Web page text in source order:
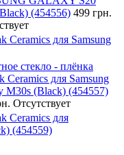
(454556) 499 грн.
Ceramics для Samsung
стекло - плёнка
Ceramics для Samsung
M30s (Black) (454557)
Отсутствует
Ceramics для
(454559)